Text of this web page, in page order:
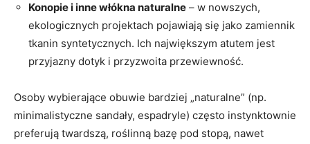
Konopie i inne włókna naturalne – w nowszych,
ekologicznych projektach pojawiają się jako zamiennik
tkanin syntetycznych. Ich największym atutem jest
przyjazny dotyk i przyzwoita przewiewność.
Osoby wybierające obuwie bardziej „naturalne” (np.
minimalistyczne sandały, espadryle) często instynktownie
preferują twardszą, roślinną bazę pod stopą, nawet